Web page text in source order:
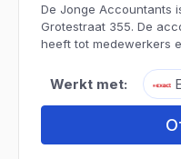
De Jonge Accountants
Grotestraat 355. De
heeft tot medewerkers
Werkt met: